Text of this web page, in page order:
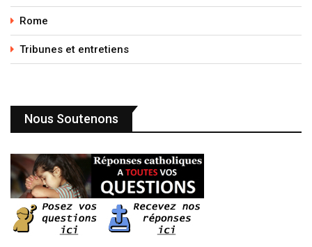
Rome
Tribunes et entretiens
Nous Soutenons